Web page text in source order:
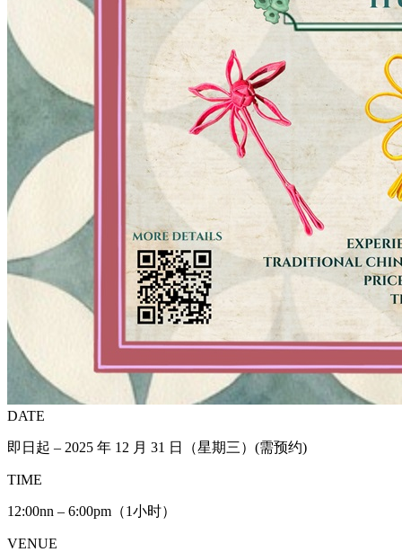
DATE
即日起 – 2025 年 12 月 31 日（星期三）(需预约)
TIME
12:00nn – 6:00pm（1小时）
VENUE